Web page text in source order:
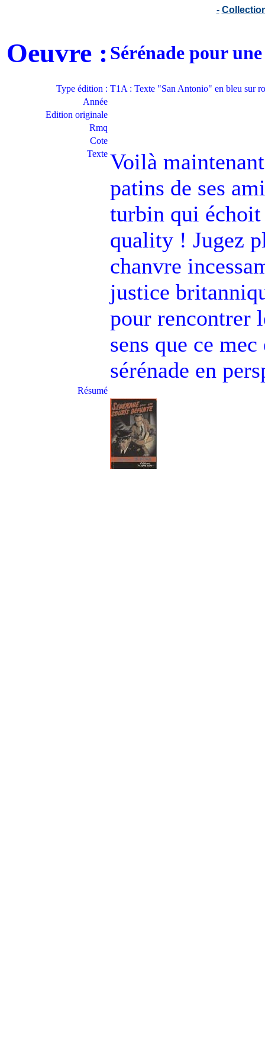
-
Oeuvre : Sérénade pour
Type édition : T1A : Texte "San Antonio" en bleu sur
Année
Edition originale
Rmq
Cote
Texte Voilà
patins de ses
turbin qui échoit
quality ! Jugez
chanvre
justice
pour rencontrer
sens que ce
sérénade en
Résumé